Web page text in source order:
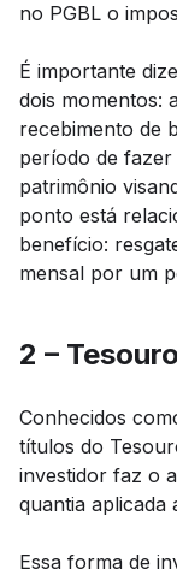
no PGBL o
É importante
dois momentos:
recebimento de
período de
patrimônio
ponto está
benefício:
mensal por um
2 –
Conhecidos
títulos do
investidor faz o
quantia aplicada
Essa forma de